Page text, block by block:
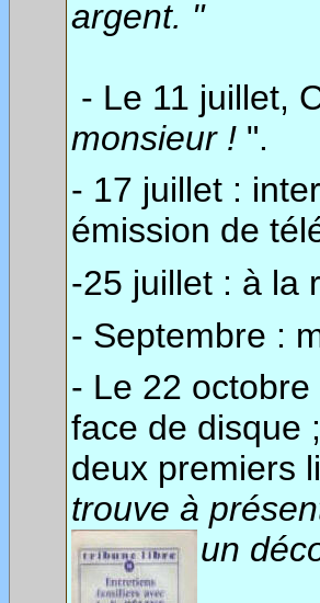
argent. "
- Le 11 juillet,
monsieur ! ".
- 17 juillet :
émission de
-25 juillet : à la
- Septembre :
- Le 22
face de disque
deux premiers
trouve à
un